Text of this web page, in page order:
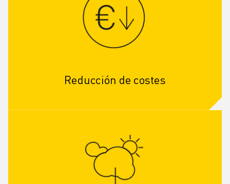
Reducción de costes